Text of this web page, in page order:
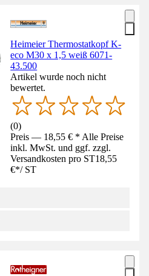
Heimeier Thermostatkopf K-
eco M30 x 1,5 weiß 6071-
43.500
Artikel wurde noch nicht
bewertet.
(0)
Preis — 18,55 € * Alle Preise
inkl. MwSt. und ggf. zzgl.
Versandkosten pro ST18,55
€*/ ST